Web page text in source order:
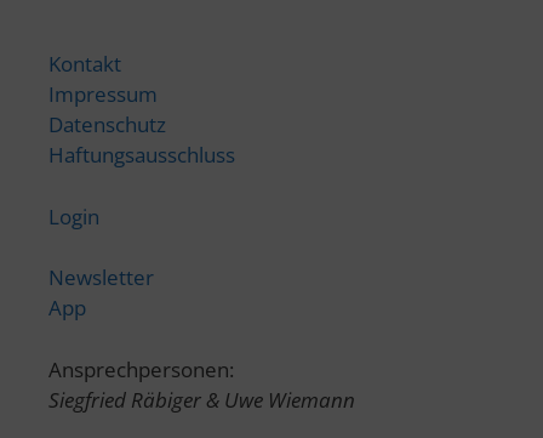
Kontakt
Impressum
Datenschutz
Haftungsausschluss
Login
Newsletter
App
Ansprechpersonen:
Siegfried Räbiger & Uwe Wiemann